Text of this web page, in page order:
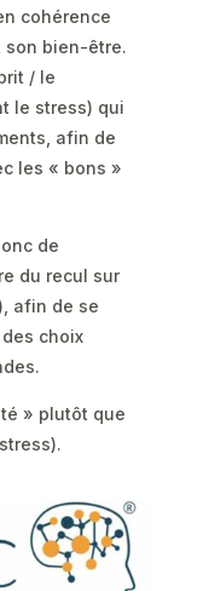
cohérence
son bien-être.
/ le
le stress) qui
afin de
les « bons »
de
du recul sur
afin de se
choix
» plutôt que